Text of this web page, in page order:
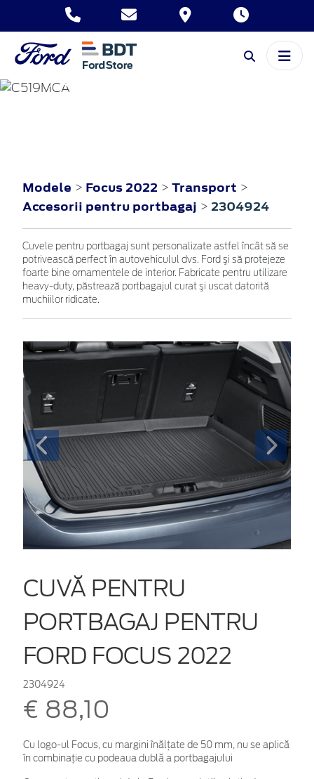
FOCUS
Modele > Focus 2022 > Transport >
Accesorii pentru portbagaj > 2304924
Cuvele pentru portbagaj sunt personalizate astfel încât să se
potrivească perfect în autovehiculul dvs. Ford şi să protejeze
foarte bine ornamentele de interior. Fabricate pentru utilizare
heavy-duty, păstrează portbagajul curat şi uscat datorită
muchiilor ridicate.
CUVĂ PENTRU
PORTBAGAJ PENTRU
FORD FOCUS 2022
2304924
€ 88,10
Cu logo-ul Focus, cu margini înălțate de 50 mm, nu se aplică
în combinație cu podeaua dublă a portbagajului